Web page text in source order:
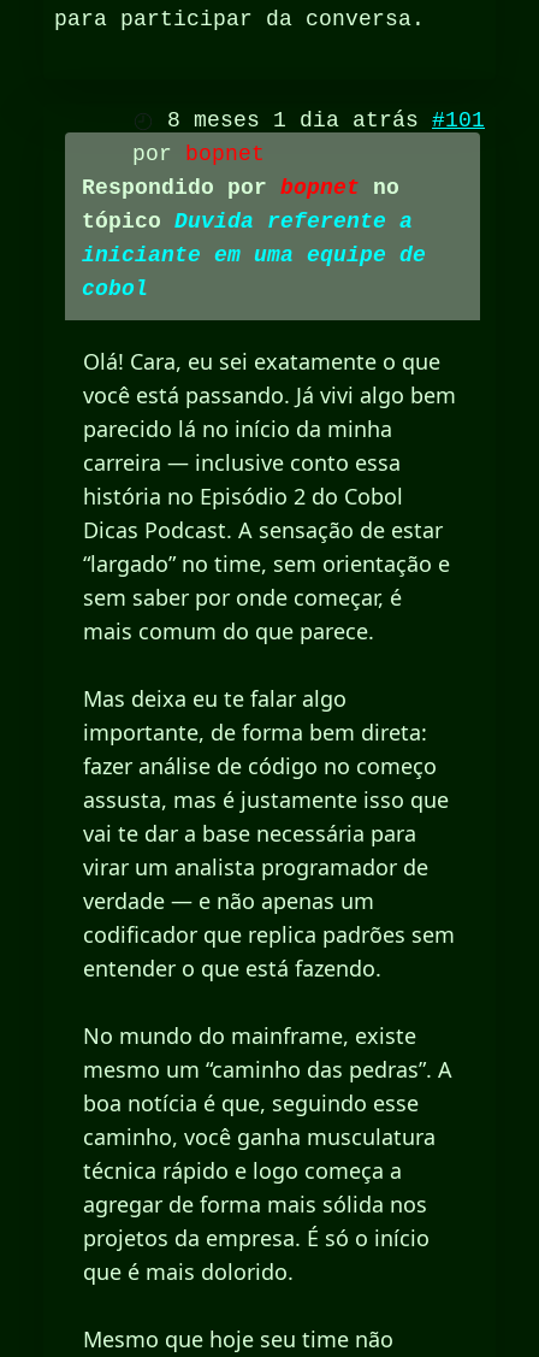
para participar da conversa.
8 meses 1 dia atrás #101
por bopnet
Respondido por bopnet no
tópico Duvida referente a
iniciante em uma equipe de
cobol
Olá! Cara, eu sei exatamente o que
você está passando. Já vivi algo bem
parecido lá no início da minha
carreira — inclusive conto essa
história no Episódio 2 do Cobol
Dicas Podcast. A sensação de estar
“largado” no time, sem orientação e
sem saber por onde começar, é
mais comum do que parece.
Mas deixa eu te falar algo
importante, de forma bem direta:
fazer análise de código no começo
assusta, mas é justamente isso que
vai te dar a base necessária para
virar um analista programador de
verdade — e não apenas um
codificador que replica padrões sem
entender o que está fazendo.
No mundo do mainframe, existe
mesmo um “caminho das pedras”. A
boa notícia é que, seguindo esse
caminho, você ganha musculatura
técnica rápido e logo começa a
agregar de forma mais sólida nos
projetos da empresa. É só o início
que é mais dolorido.
Mesmo que hoje seu time não